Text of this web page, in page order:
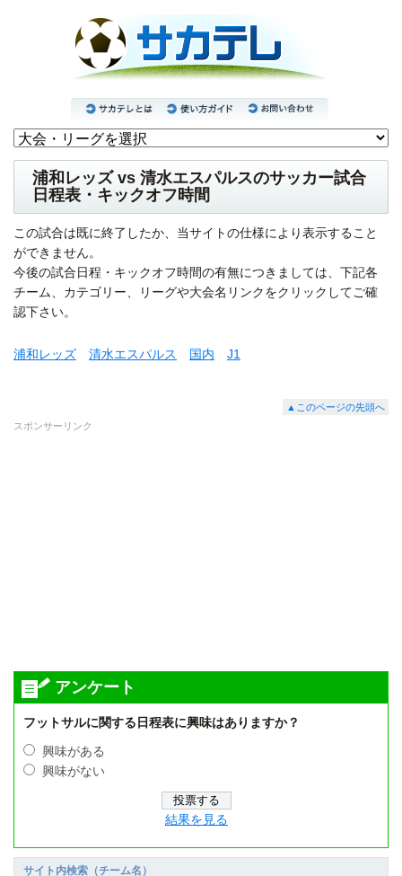
浦和レッズ vs 清水エスパルスのサッカー試合
日程表・キックオフ時間
この試合は既に終了したか、当サイトの仕様により表示すること
ができません。
今後の試合日程・キックオフ時間の有無につきましては、下記各
チーム、カテゴリー、リーグや大会名リンクをクリックしてご確
認下さい。
浦和レッズ 清水エスパルス 国内 J1
▲このページの先頭へ
スポンサーリンク
アンケート
フットサルに関する日程表に興味はありますか？
興味がある
興味がない
結果を見る
サイト内検索（チーム名）